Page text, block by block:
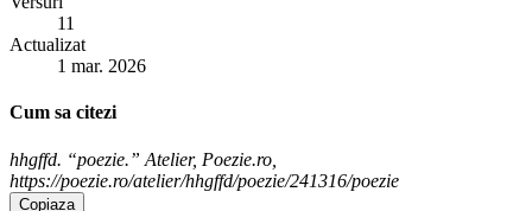
11
Actualizat
1 mar. 2026
Cum sa citezi
hhgffd. “poezie.” Atelier, Poezie.ro,
https://poezie.ro/atelier/hhgffd/poezie/241316/poezie
Copiaza